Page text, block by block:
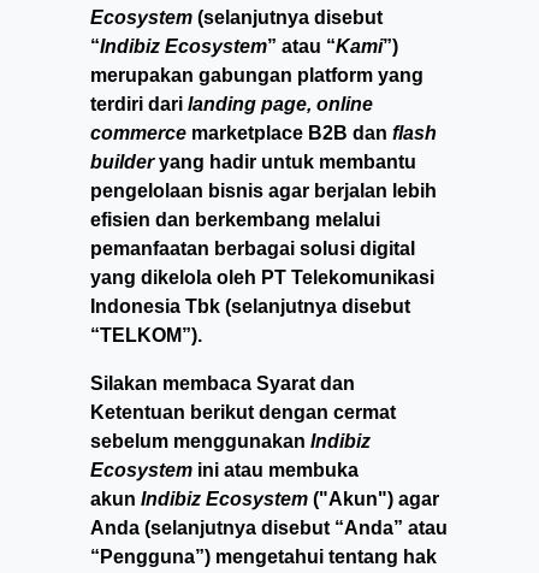
Ecosystem (selanjutnya disebut
“Indibiz Ecosystem” atau “Kami”)
merupakan gabungan platform yang
terdiri dari landing page, online
commerce marketplace B2B dan flash
builderyang hadir untuk membantu
pengelolaan bisnis agar berjalan lebih
efisien dan berkembang melalui
pemanfaatan berbagai solusi digital
yang dikelola oleh PT Telekomunikasi
Indonesia Tbk (selanjutnya disebut
“TELKOM”).
Silakan membaca Syarat dan
Ketentuan berikut dengan cermat
sebelum menggunakan Indibiz
Ecosystem ini atau membuka
akun Indibiz Ecosystem ("Akun") agar
Anda (selanjutnya disebut “Anda” atau
“Pengguna”) mengetahui tentang hak